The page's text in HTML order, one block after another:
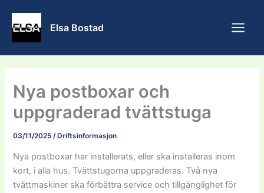
content
Elsa Bostad
Nya postboxar och
uppgraderad tvättstuga
03/11/2025 /Driftsinformasjon
Nya postboxar har installerats, eller ska installeras inom
kort, i alla hus. Tvättstugorna uppgraderas. Två nya
tvättmaskiner ska förbättra service och tillgänglighet för